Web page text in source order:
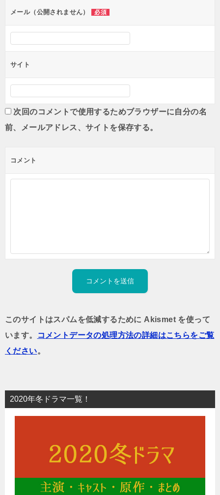
ンメール（公開されません） 必須
サイト
次回のコメントで使用するためブラウザーに自分の名
前、メールアドレス、サイトを保存する。
コメント
このサイトはスパムを低減するために Akismet を使って
います。
コメントデータの処理方法の詳細はこちらをご覧
ください。
2020年冬ドラマ一覧！